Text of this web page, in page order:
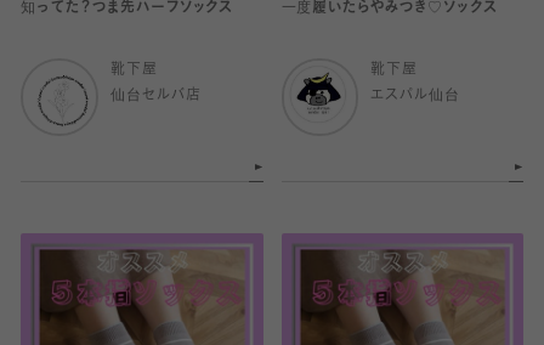
知ってた？つま先ハーフソックス
靴下屋
仙台セルバ店
一度履いたらやみつき♡ソックス
靴下屋
エスパル仙台